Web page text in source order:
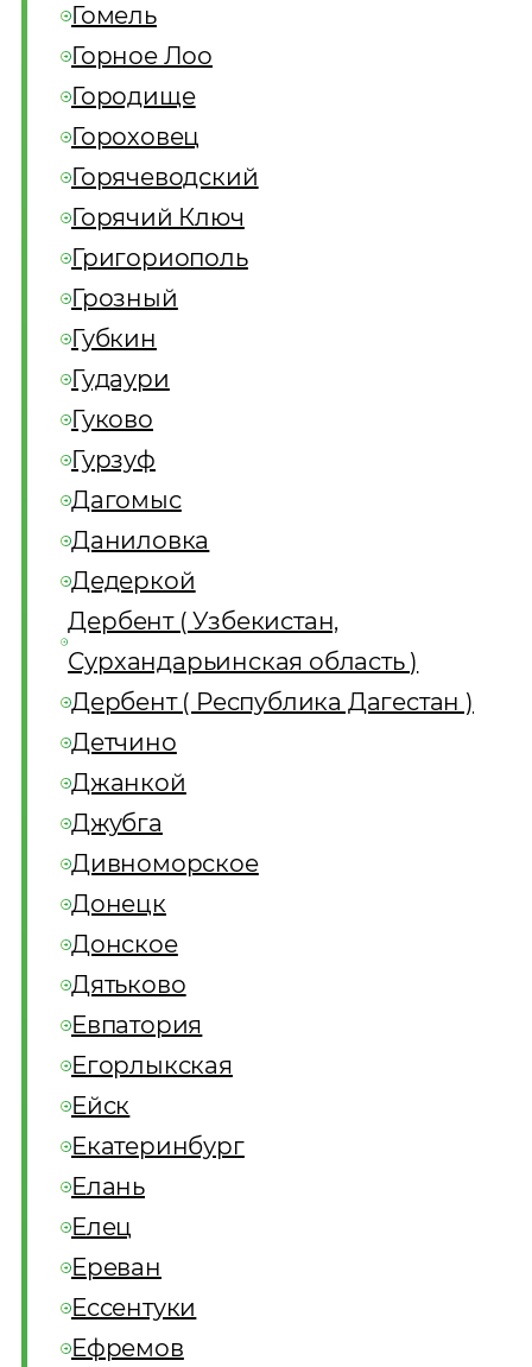
Гомель
Горное Лоо
Городище
Гороховец
Горячеводский
Горячий Ключ
Григориополь
Грозный
Губкин
Гудаури
Гуково
Гурзуф
Дагомыс
Даниловка
Дедеркой
Дербент ( Узбекистан,
Сурхандарьинская область )
Дербент ( Республика Дагестан )
Детчино
Джанкой
Джубга
Дивноморское
Донецк
Донское
Дятьково
Евпатория
Егорлыкская
Ейск
Екатеринбург
Елань
Елец
Ереван
Ессентуки
Ефремов